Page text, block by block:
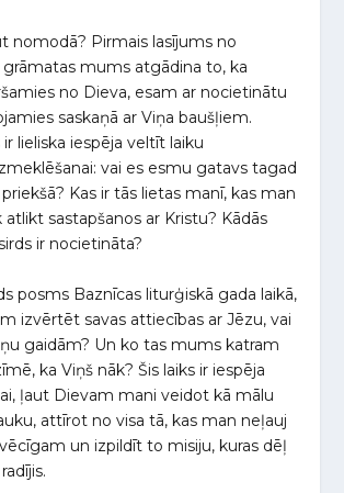
nomodā? Pirmais lasījums no
grāmatas mums atgādina to, ka
no Dieva, esam ar nocietinātu
saskaņā ar Viņa baušļiem.
lieliska iespēja veltīt laiku
vai es esmu gatavs tagad
Kas ir tās lietas manī, kas man
atlikt sastapšanos ar Kristu? Kādās
ir nocietināta?
posms Baznīcas liturģiskā gada laikā,
izvērtēt savas attiecības ar Jēzu, vai
gaidām? Un ko tas mums katram
ka Viņš nāk? Šis laiks ir iespēja
ļaut Dievam mani veidot kā mālu
attīrot no visa tā, kas man neļauj
un izpildīt to misiju, kuras dēļ